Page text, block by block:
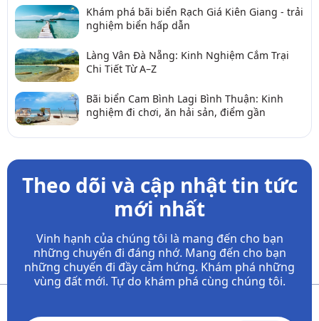
Khám phá bãi biển Rạch Giá Kiên Giang - trải
nghiệm biển hấp dẫn
Làng Vân Đà Nẵng: Kinh Nghiệm Cắm Trại
Chi Tiết Từ A–Z
Bãi biển Cam Bình Lagi Bình Thuận: Kinh
nghiệm đi chơi, ăn hải sản, điểm gần
Theo dõi và cập nhật tin tức
mới nhất
Vinh hạnh của chúng tôi là mang đến cho bạn
những chuyến đi đáng nhớ. Mang đến cho bạn
những chuyến đi đầy cảm hứng. Khám phá những
vùng đất mới. Tự do khám phá cùng chúng tôi.